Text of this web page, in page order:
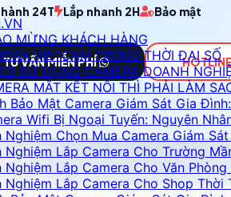
MỪNG KHÁCH HÀNG
VIETCAM TRONG THỜI ĐẠI SỐ
SỬ DỤNG CAMERA DOANH
MẤT KẾT NỐI THÌ PHẢI LÀM
Bảo Mật Camera Giám Sát Gia
Wifi Bị Ngoại Tuyến: Nguyên
Nghiệm Chọn Mua Camera Giám
Nghiệm Lắp Camera Cho Trường
Nghiệm Lắp Camera Cho Văn
Nghiệm Lắp Camera Cho Shop Thời
24T Lắp nhanh 2H Bảo mật
TƯ VẤN MIỄN PHÍ